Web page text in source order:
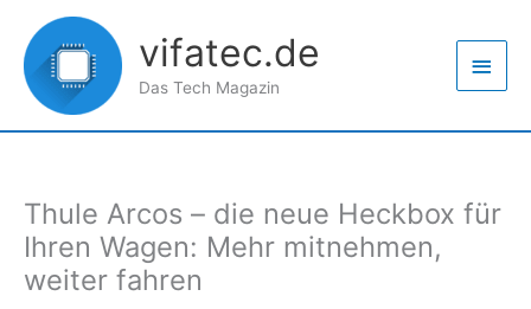
Inhalt
springen
vifatec.de
Das Tech Magazin
Thule Arcos – die neue Heckbox für
Ihren Wagen: Mehr mitnehmen,
weiter fahren